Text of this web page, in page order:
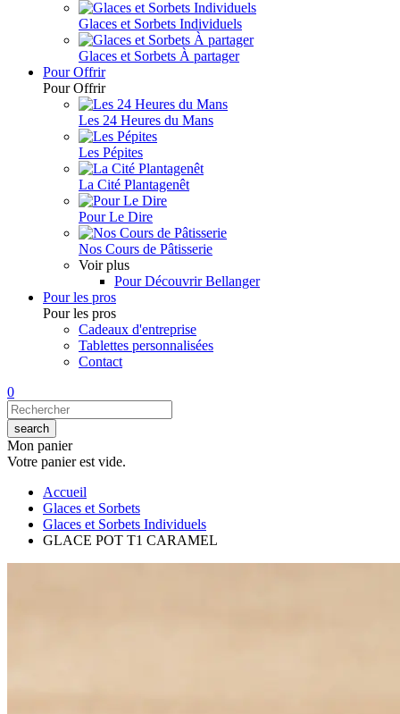
Glaces et Sorbets Individuels
Glaces et Sorbets À partager
Pour Offrir
Pour Offrir
Les 24 Heures du Mans
Les Pépites
La Cité Plantagenêt
Pour Le Dire
Nos Cours de Pâtisserie
Voir plus
Pour Découvrir Bellanger
Pour les pros
Pour les pros
Cadeaux d'entreprise
Tablettes personnalisées
Contact
0
Mon panier
Votre panier est vide.
Accueil
Glaces et Sorbets
Glaces et Sorbets Individuels
GLACE POT T1 CARAMEL